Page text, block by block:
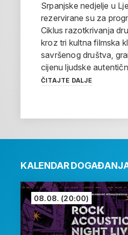
Srpanjske nedjelje u
rezervirane su za
Ciklus razotkrivanja
kroz tri kultna filmska
savršenog društva,
cijenu ljudske
ČITAJTE DALJE
KALENDAR
08.08. (20:00)